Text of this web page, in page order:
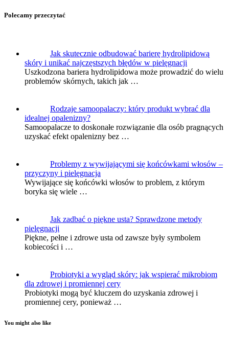
Polecamy przeczytać
Jak skutecznie odbudować barierę hydrolipidową
skóry i unikać najczęstszych błędów w pielęgnacji
Uszkodzona bariera hydrolipidowa może prowadzić do wielu
problemów skórnych, takich jak …
Rodzaje samoopalaczy: który produkt wybrać dla
idealnej opalenizny?
Samoopalacze to doskonałe rozwiązanie dla osób pragnących
uzyskać efekt opalenizny bez …
Problemy z wywijającymi się końcówkami włosów –
przyczyny i pielęgnacja
Wywijające się końcówki włosów to problem, z którym
boryka się wiele …
Jak zadbać o piękne usta? Sprawdzone metody
pielęgnacji
Piękne, pełne i zdrowe usta od zawsze były symbolem
kobiecości i …
Probiotyki a wygląd skóry: jak wspierać mikrobiom
dla zdrowej i promiennej cery
Probiotyki mogą być kluczem do uzyskania zdrowej i
promiennej cery, ponieważ …
You might also like